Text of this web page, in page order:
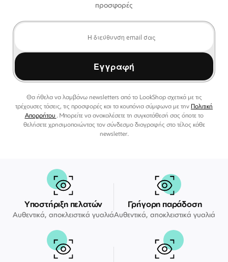
προσφορές
Εγγραφή
Θα ήθελα να λαμβάνω newsletters από το LookShop σχετικά με τις
τρέχουσες τάσεις, τις προσφορές και τα κουπόνια σύμφωνα με την Πολιτική
Απορρήτου . Μπορείτε να ανακαλέσετε τη συγκατάθεσή σας όποτε το
θελήσετε χρησιμοποιώντας τον σύνδεσμο διαγραφής στο τέλος κάθε
newsletter.
Υποστήριξη πελατών
Αυθεντικά, αποκλειστικά γυαλιά
Γρήγορη παράδοση
Αυθεντικά, αποκλειστικά γυαλιά